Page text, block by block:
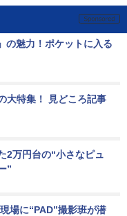
の魅力！ポケットに入る
大特集！ 見どころ記事
2万円台の“小さなピュ
”
場に“PAD”撮影班が潜